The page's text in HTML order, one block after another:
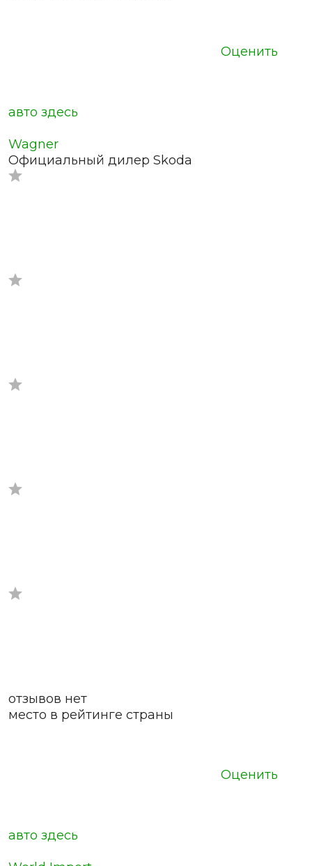
Оценить
авто здесь
Wagner
Официальный дилер Skoda
отзывов нет
место в рейтинге страны
Оценить
авто здесь